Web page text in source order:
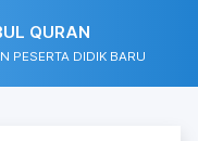
QURAN
PESERTA DIDIK BARU